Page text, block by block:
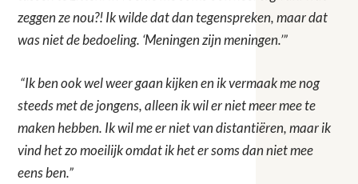
zeggen ze nou?! Ik wilde dat dan tegenspreken, maar dat
was niet de bedoeling. ‘Meningen zijn meningen.’”
“Ik ben ook wel weer gaan kijken en ik vermaak me nog
steeds met de jongens, alleen ik wil er niet meer mee te
maken hebben. Ik wil me er niet van distantiëren, maar ik
vind het zo moeilijk omdat ik het er soms dan niet mee
eens ben.”